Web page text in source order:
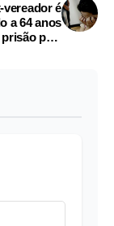
vereador é
a 64 anos
pela